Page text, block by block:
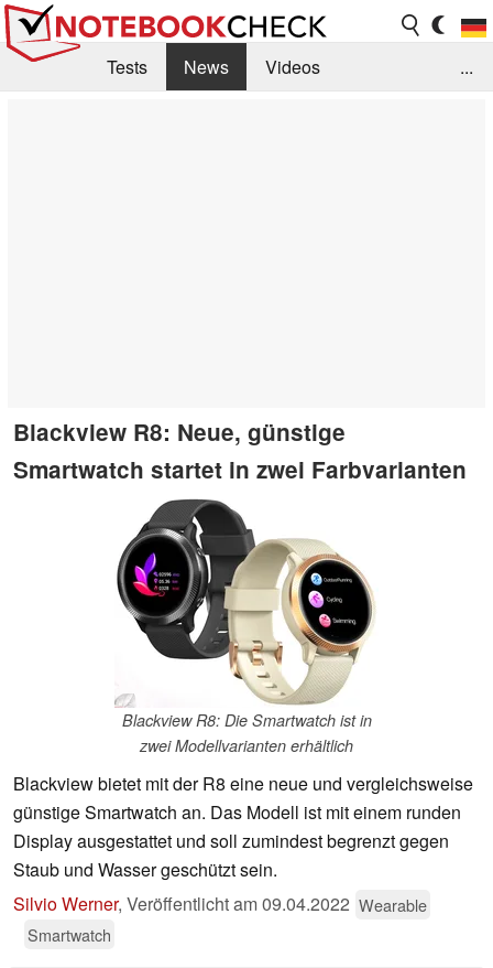
Tests News
Videos
...
Blackview R8: Neue, günstige
Smartwatch startet in zwei Farbvarianten
Blackview R8: Die Smartwatch ist in
zwei Modellvarianten erhältlich
Blackview bietet mit der R8 eine neue und vergleichsweise
günstige Smartwatch an. Das Modell ist mit einem runden
Display ausgestattet und soll zumindest begrenzt gegen
Staub und Wasser geschützt sein.
Silvio Werner, Veröffentlicht am09.04.2022 Wearable
Smartwatch